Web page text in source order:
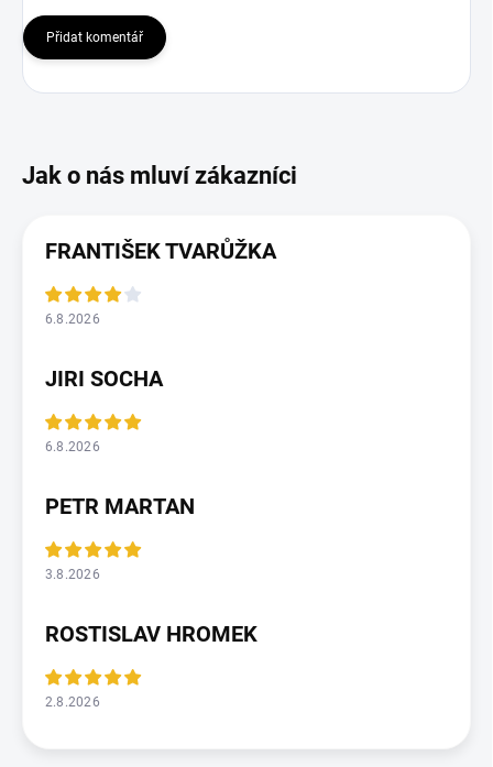
Přidat komentář
FRANTIŠEK TVARŮŽKA
6.8.2026
JIRI SOCHA
6.8.2026
PETR MARTAN
3.8.2026
ROSTISLAV HROMEK
2.8.2026